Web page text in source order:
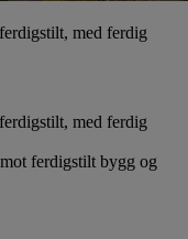
med ferdig
med ferdig
ferdigstilt bygg og